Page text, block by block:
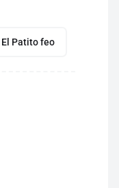
El Patito feo